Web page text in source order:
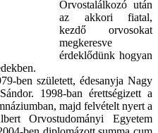
Orvostalálkozó után
az akkori fiatal,
kezdő orvosokat
megkeresve
érdeklődünk hogyan
ben született, édesanyja Nagy
1998-ban érettségizett a
majd felvételt nyert a
Orvostudományi Egyetem